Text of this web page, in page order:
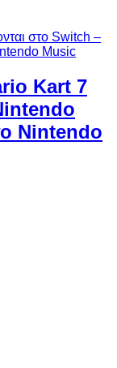
Kart 7
Nintendo